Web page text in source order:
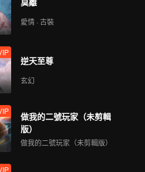
愛情 · 古裝
逆天至尊
玄幻
做我的二號玩家（未剪輯
版）
做我的二號玩家（未剪輯版）